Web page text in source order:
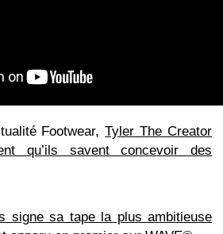
Footwear,Tyler The Creator
qu’ils savent concevoir des
signe sa tape la plus ambitieuse